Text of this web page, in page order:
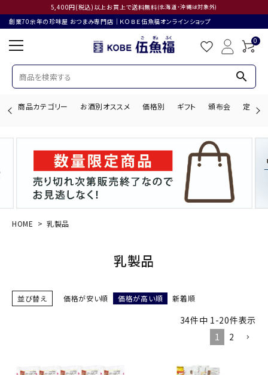
5,400円(税込)以上お買上で送料無料(北海道・沖縄は対象外)
創業70余年の珍味屋 おつまみ専門店│ＫＯＢＥ伍魚福オンラインショップ
0
search
商品カテゴリー お酒別オススメ 価格別 ギフト 頒布会 定期購
search
ACCOUNT MENU
お酒別オススメ
お問い合わせ
HOME 乳製品
乳製品
並び替え 価格が安い順 価格が高い順 新着順
34件中 1 -20件表示
1
2